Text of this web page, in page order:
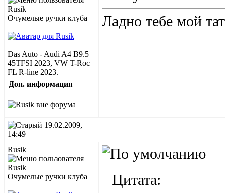
Очумелые ручки клуба
Das Auto - Audi A4 B9.5
45TFSI 2023, VW T-Roc
FL R-line 2023.
Доп. информация
Ладно тебе мой
19.02.2009,
14:49
Rusik
Очумелые ручки клуба Цитата: